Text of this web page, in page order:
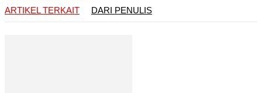
ARTIKEL TERKAIT
DARI PENULIS